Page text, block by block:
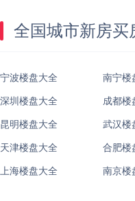
全国城市新房买
宁波楼盘大全 南宁楼
深圳楼盘大全 成都楼
昆明楼盘大全 武汉楼
天津楼盘大全 合肥楼
上海楼盘大全 南京楼